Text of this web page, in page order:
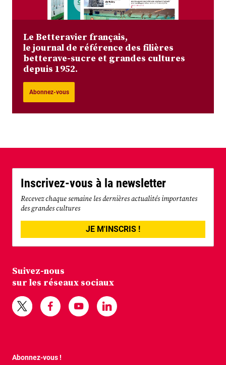
Le Betteravier français,
le journal de référence des filières
betterave-sucre et grandes cultures
depuis 1952.
Abonnez-vous
Inscrivez-vous à la newsletter
Recevez chaque semaine les dernières actualités importantes
des grandes cultures
JE M'INSCRIS !
Suivez-nous
sur les réseaux sociaux
Abonnez-vous !